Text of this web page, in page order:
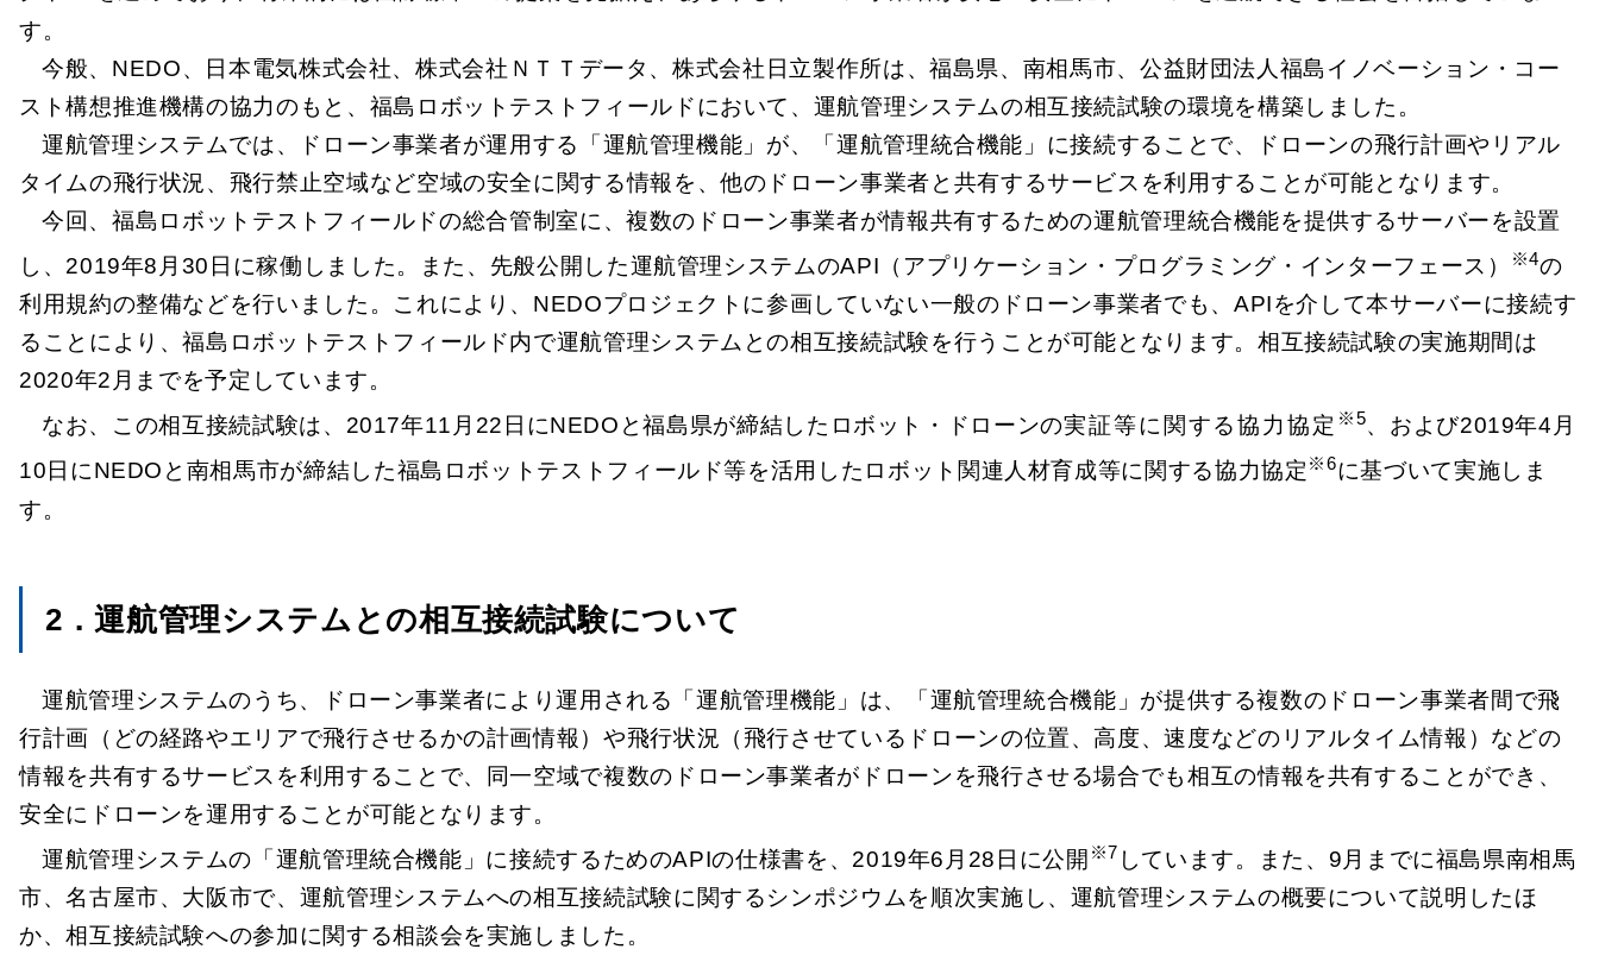
す。
今般、NEDO、日本電気株式会社、株式会社ＮＴＴデータ、株式会社日立製作所は、福島県、南相馬市、公益財団法人福島イノベーション・コー
スト構想推進機構の協力のもと、福島ロボットテストフィールドにおいて、運航管理システムの相互接続試験の環境を構築しました。
運航管理システムでは、ドローン事業者が運用する「運航管理機能」が、「運航管理統合機能」に接続することで、ドローンの飛行計画やリアル
タイムの飛行状況、飛行禁止空域など空域の安全に関する情報を、他のドローン事業者と共有するサービスを利用することが可能となります。
今回、福島ロボットテストフィールドの総合管制室に、複数のドローン事業者が情報共有するための運航管理統合機能を提供するサーバーを設置
し、2019年8月30日に稼働しました。また、先般公開した運航管理システムのAPI（アプリケーション・プログラミング・インターフェース）
※4の
利用規約の整備などを行いました。これにより、NEDOプロジェクトに参画していない一般のドローン事業者でも、APIを介して本サーバーに接続す
ることにより、福島ロボットテストフィールド内で運航管理システムとの相互接続試験を行うことが可能となります。相互接続試験の実施期間は
2020年2月までを予定しています。
なお、この相互接続試験は、2017年11月22日にNEDOと福島県が締結したロボット・ドローンの実証等に関する協力協定 ※5、および2019年4月
10日にNEDOと南相馬市が締結した福島ロボットテストフィールド等を活用したロボット関連人材育成等に関する協力協定 ※6に基づいて実施しま
す。
2．運航管理システムとの相互接続試験について
運航管理システムのうち、ドローン事業者により運用される「運航管理機能」は、「運航管理統合機能」が提供する複数のドローン事業者間で飛
行計画（どの経路やエリアで飛行させるかの計画情報）や飛行状況（飛行させているドローンの位置、高度、速度などのリアルタイム情報）などの
情報を共有するサービスを利用することで、同一空域で複数のドローン事業者がドローンを飛行させる場合でも相互の情報を共有することができ、
安全にドローンを運用することが可能となります。
運航管理システムの「運航管理統合機能」に接続するためのAPIの仕様書を、2019年6月28日に公開 ※7 しています。また、9月までに福島県南相馬
市、名古屋市、大阪市で、運航管理システムへの相互接続試験に関するシンポジウムを順次実施し、運航管理システムの概要について説明したほ
か、相互接続試験への参加に関する相談会を実施しました。